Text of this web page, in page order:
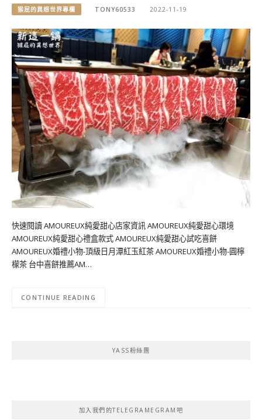
猴屁的異想世界專欄 TONY60533 2022-11-19
快速閱讀 AMOUREUX純愛甜心店家資訊 AMOUREUX純愛甜心環境
AMOUREUX純愛甜心禮盒款式 AMOUREUX純愛甜心試吃喜餅
AMOUREUX婚禮小物-頂級日月潭紅玉紅茶 AMOUREUX婚禮小物-圓檸
檬茶 台中喜餅推薦AM…
CONTINUE READING
YASS粉絲團
加入我們的TELEGRAMEGRAM吧